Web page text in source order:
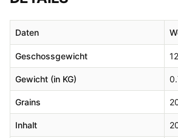
Daten
Geschossgewicht
Gewicht (in KG)
Grains
Inhalt